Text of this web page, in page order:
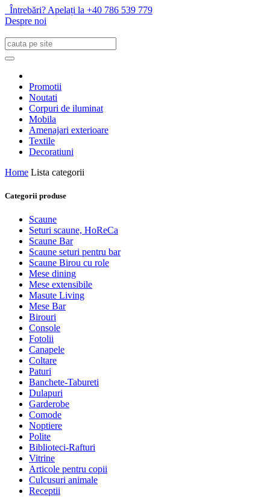
Întrebări? Apelați la +40 786 539 779
Despre noi
Promotii
Noutati
Corpuri de iluminat
Mobila
Amenajari exterioare
Textile
Decoratiuni
Home Lista categorii
Categorii produse
Scaune
Seturi scaune, HoReCa
Scaune Bar
Scaune seturi pentru bar
Scaune Birou cu role
Mese dining
Mese extensibile
Masute Living
Mese Bar
Birouri
Console
Fotolii
Canapele
Coltare
Paturi
Banchete-Tabureti
Dulapuri
Garderobe
Comode
Noptiere
Polite
Biblioteci-Rafturi
Vitrine
Articole pentru copii
Culcusuri animale
Receptii